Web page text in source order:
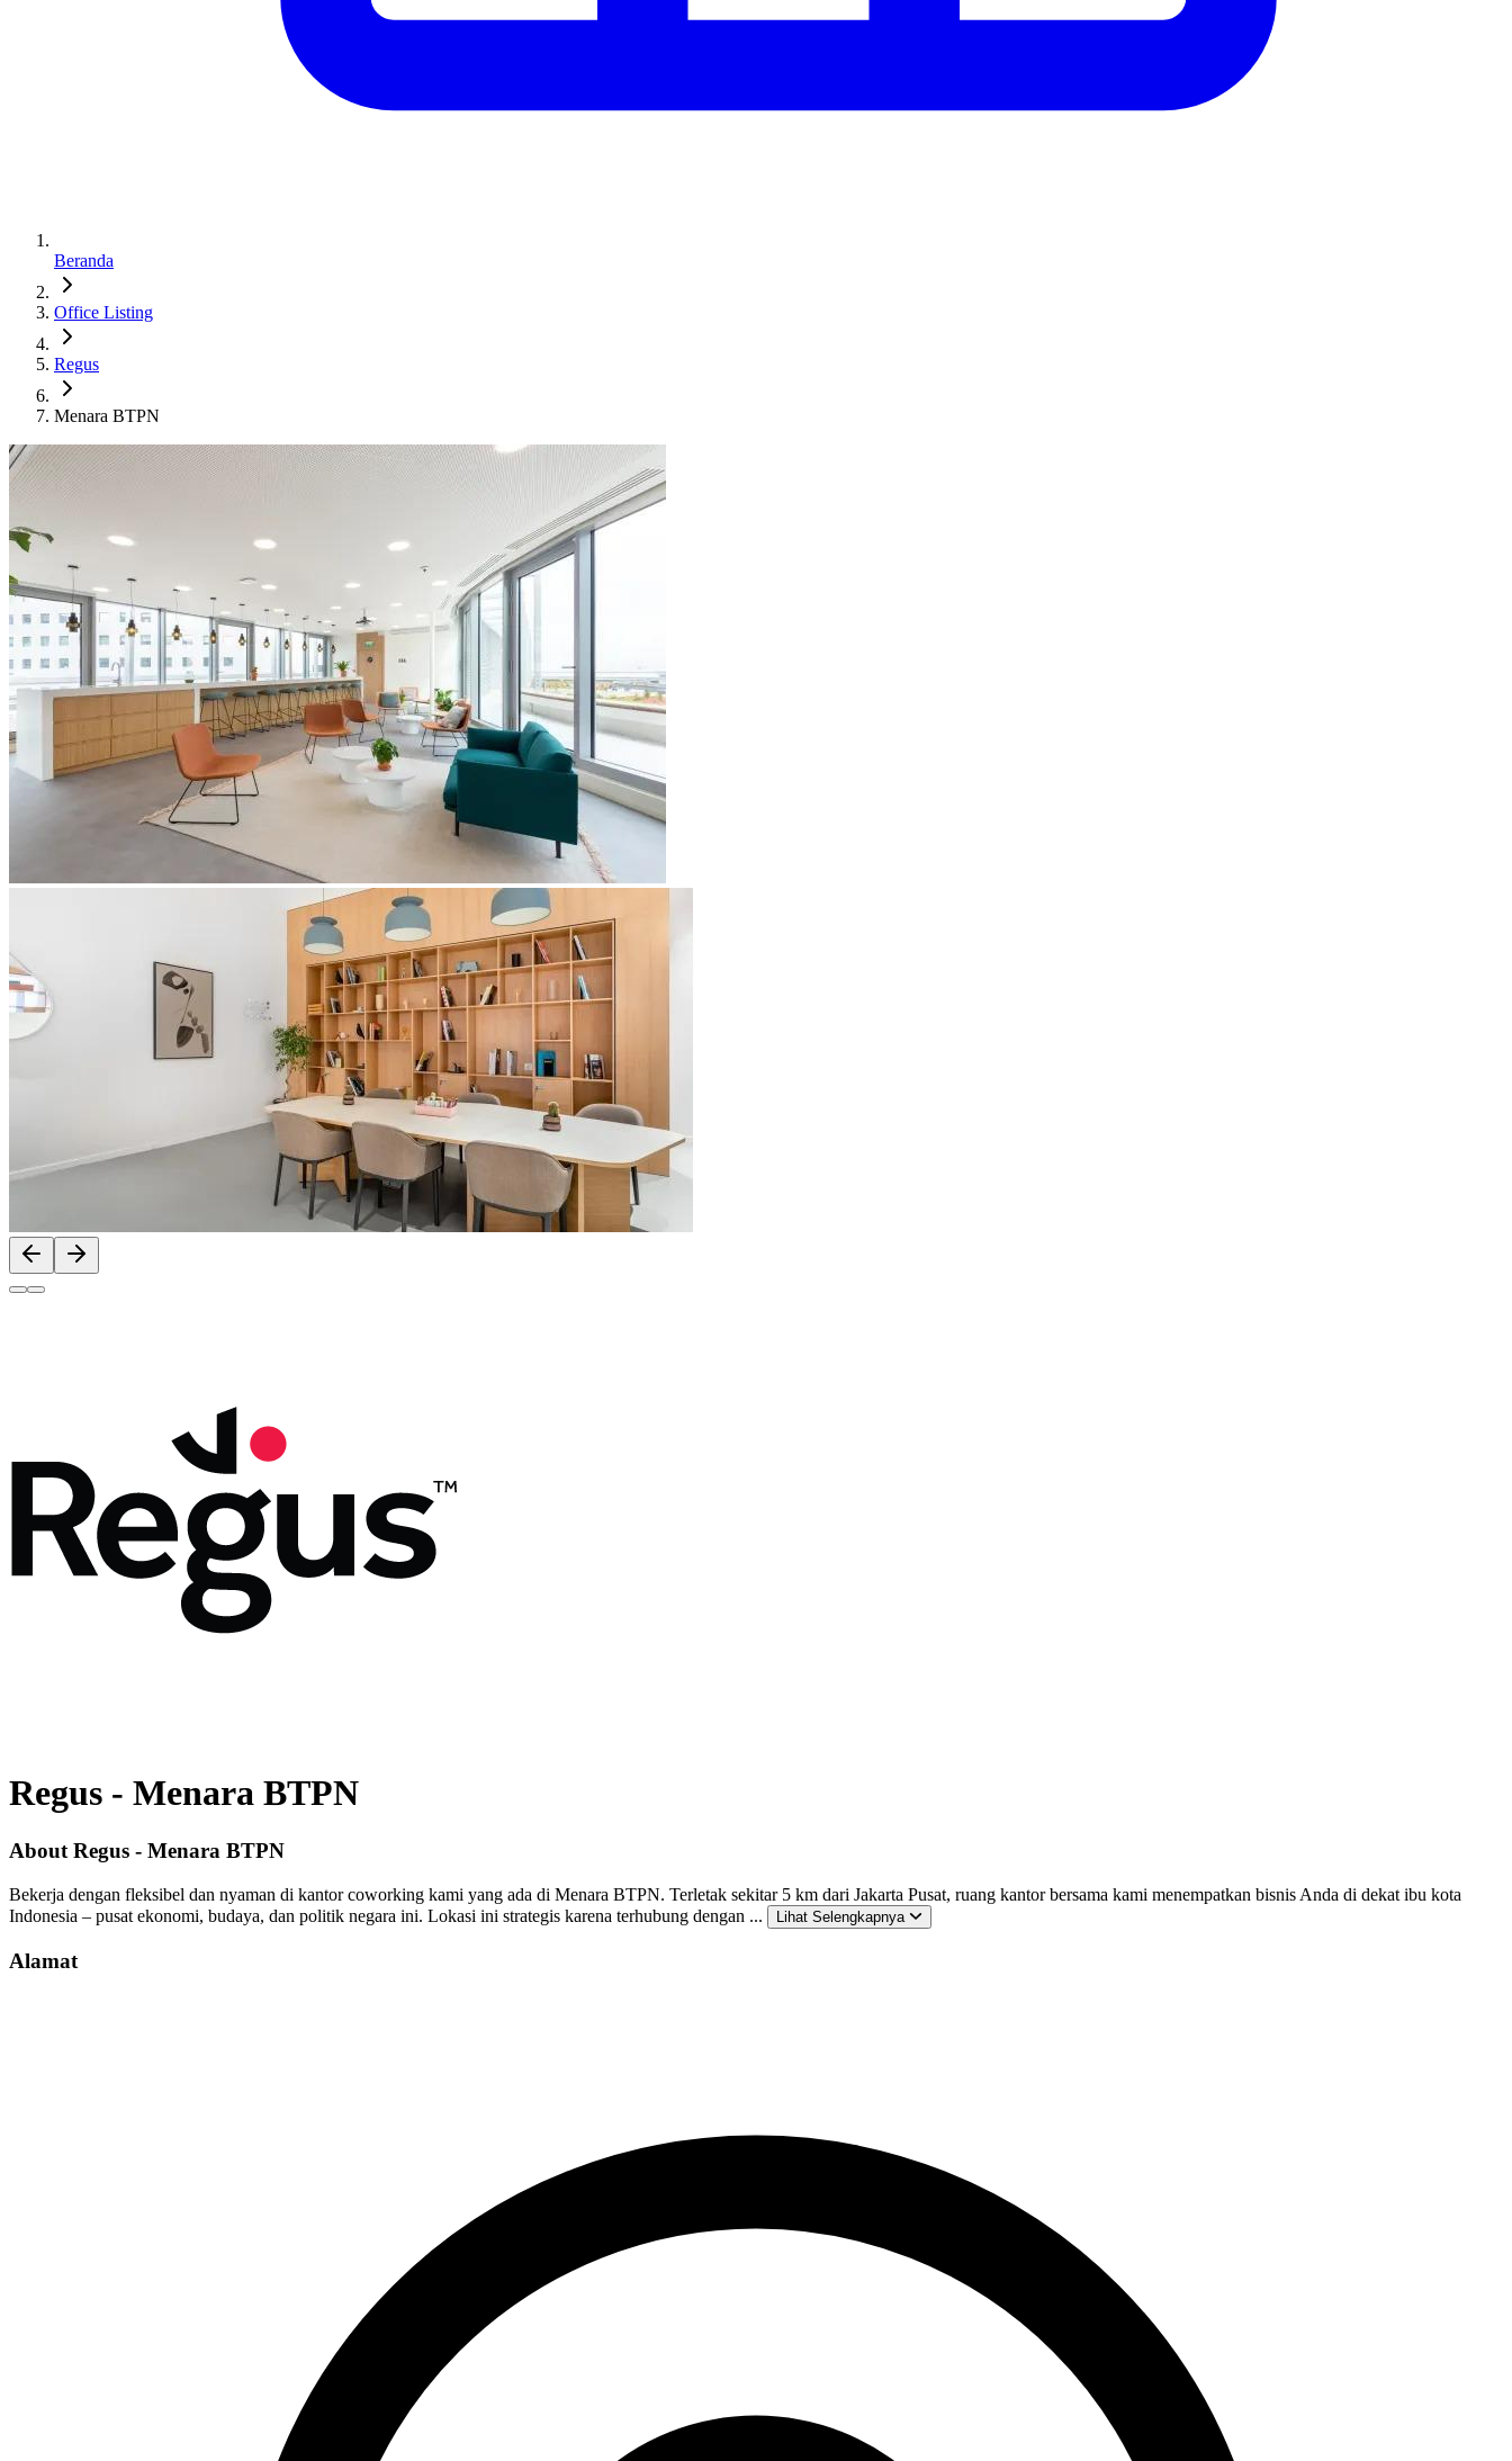
Beranda
Office Listing
Regus
Menara BTPN
Previous slide
Regus - Menara BTPN
About Regus - Menara BTPN
Bekerja dengan fleksibel dan nyaman di kantor coworking kami yang ada di Menara BTPN. Terletak sekitar 5 km dari Jakarta Pusat, ruang kantor bersama kami menempatkan bisnis Anda di dekat ibu kota
Indonesia – pusat ekonomi, budaya, dan politik negara ini. Lokasi ini strategis karena terhubung dengan ...
Lihat Selengkapnya
Alamat